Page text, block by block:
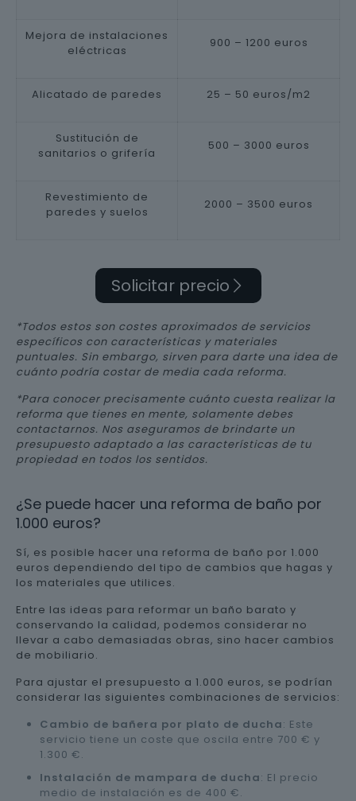
Mejora de instalaciones
eléctricas
900 – 1200 euros
Alicatado de paredes 25 – 50 euros/m2
Sustitución de
sanitarios o grifería
500 – 3000 euros
Revestimiento de
paredes y suelos
2000 – 3500 euros
Solicitar precio
*Todos estos son costes aproximados de servicios
específicos con características y materiales
puntuales. Sin embargo, sirven para darte una idea de
cuánto podría costar de media cada reforma.
*Para conocer precisamente cuánto cuesta realizar la
reforma que tienes en mente, solamente debes
contactarnos. Nos aseguramos de brindarte un
presupuesto adaptado a las características de tu
propiedad en todos los sentidos.
¿Se puede hacer una reforma de baño por
1.000 euros?
Sí, es posible hacer una reforma de baño por 1.000
euros dependiendo del tipo de cambios que hagas y
los materiales que utilices.
Entre las ideas para reformar un baño barato y
conservando la calidad, podemos considerar no
llevar a cabo demasiadas obras, sino hacer cambios
de mobiliario.
Para ajustar el presupuesto a 1.000 euros, se podrían
considerar las siguientes combinaciones de servicios:
Cambio de bañera por plato de ducha: Este
servicio tiene un coste que oscila entre 700 € y
1.300 €.
Instalación de mampara de ducha: El precio
medio de instalación es de 400 €.